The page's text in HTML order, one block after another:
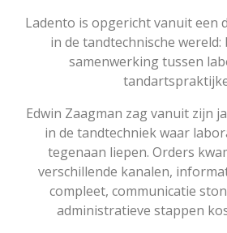
Ladento is opgericht vanuit een
in de tandtechnische
samenwerking tussen
Edwin Zaagman zag vanuit zijn
in de tandtechniek waar
tegenaan liepen. Orders
verschillende kanalen,
compleet, communicatie
administratieve stappen